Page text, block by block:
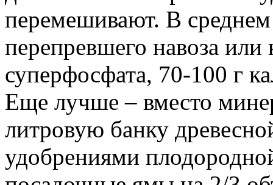
перемешивают. В
перепревшего навоза
суперфосфата, 70-100 г
Еще лучше – вместо
литровую банку
удобрениями